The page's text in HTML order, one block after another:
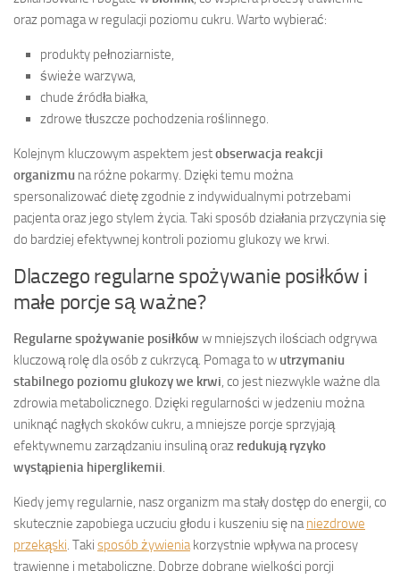
oraz pomaga w regulacji poziomu cukru. Warto wybierać:
produkty pełnoziarniste,
świeże warzywa,
chude źródła białka,
zdrowe tłuszcze pochodzenia roślinnego.
Kolejnym kluczowym aspektem jestobserwacja reakcji
organizmu na różne pokarmy. Dzięki temu można
spersonalizować dietę zgodnie z indywidualnymi potrzebami
pacjenta oraz jego stylem życia. Taki sposób działania przyczynia się
do bardziej efektywnej kontroli poziomu glukozy we krwi.
Dlaczego regularne spożywanie posiłków i
małe porcje są ważne?
Regularne spożywanie posiłków w mniejszych ilościach odgrywa
kluczową rolę dla osób z cukrzycą. Pomaga to w utrzymaniu
stabilnego poziomu glukozy we krwi, co jest niezwykle ważne dla
zdrowia metabolicznego. Dzięki regularności w jedzeniu można
uniknąć nagłych skoków cukru, a mniejsze porcje sprzyjają
efektywnemu zarządzaniu insuliną oraz redukują ryzyko
wystąpienia hiperglikemii.
Kiedy jemy regularnie, nasz organizm ma stały dostęp do energii, co
skutecznie zapobiega uczuciu głodu i kuszeniu się naniezdrowe
przekąski. Taki sposób żywieniakorzystnie wpływa na procesy
trawienne i metaboliczne. Dobrze dobrane wielkości porcji